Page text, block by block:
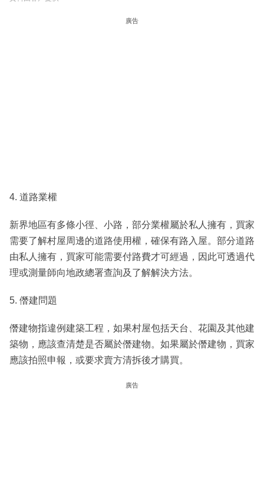
廣告
4. 道路業權
新界地區有多條小徑、小路，部分業權屬於私人擁有，買家
需要了解村屋周邊的道路使用權，確保有路入屋。部分道路
由私人擁有，買家可能需要付路費才可經過，因此可透過代
理或測量師向地政總署查詢及了解解決方法。
5. 僭建問題
僭建物指違例建築工程，如果村屋包括天台、花園及其他建
築物，應該查清楚是否屬於僭建物。如果屬於僭建物，買家
應該拍照申報，或要求賣方清拆後才購買。
廣告